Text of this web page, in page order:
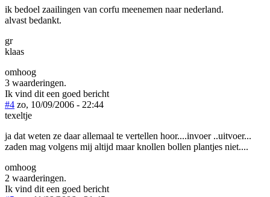
ik bedoel zaailingen van corfu meenemen naar nederland.
alvast bedankt.
gr
klaas
omhoog
3 waarderingen.
Ik vind dit een goed bericht
#4 zo, 10/09/2006 - 22:44
texeltje
ja dat weten ze daar allemaal te vertellen hoor....invoer ..uitvoer...
zaden mag volgens mij altijd maar knollen bollen plantjes niet....
omhoog
2 waarderingen.
Ik vind dit een goed bericht